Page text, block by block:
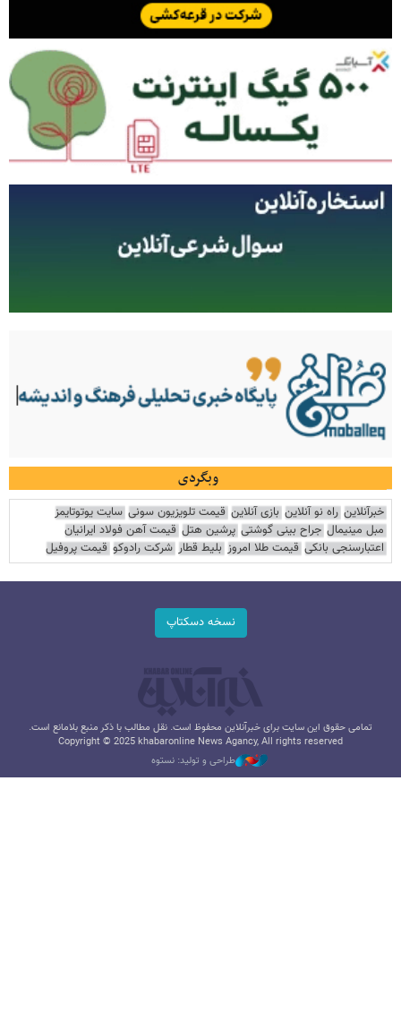
وبگردی
خبرآنلاین راه نو آنلاین بازی آنلاین قیمت تلویزیون سونی سایت یوتوتایمز
مبل مینیمال جراح بینی گوشتی پرشین هتل قیمت آهن فولاد ایرانیان
اعتبارسنجی بانکی قیمت طلا امروز بلیط قطار شرکت رادوکو قیمت پروفیل
نسخه دسکتاپ
تمامی حقوق این سایت برای خبرآنلاین محفوظ است. نقل مطالب با ذکر منبع بلامانع است.
Copyright © 2025 khabaronline News Agancy, All rights reserved
طراحی و تولید: نستوه